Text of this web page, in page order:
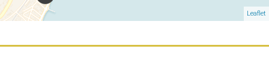
Leaflet